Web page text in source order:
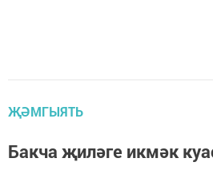
ҖӘМГЫЯТЬ
Бакча җиләге икмәк